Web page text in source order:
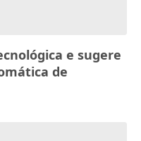
e sugere
de